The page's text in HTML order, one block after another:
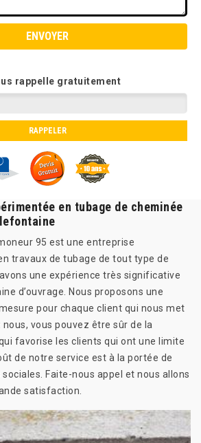
rappelle gratuitement
en tubage de cheminée
95 est une entreprise
travaux de tubage de tout type de
une expérience très significative
d’ouvrage. Nous proposons une
pour chaque client qui nous met
vous pouvez être sûr de la
favorise les clients qui ont une limite
de notre service est à la portée de
Faite-nous appel et nous allons
satisfaction.